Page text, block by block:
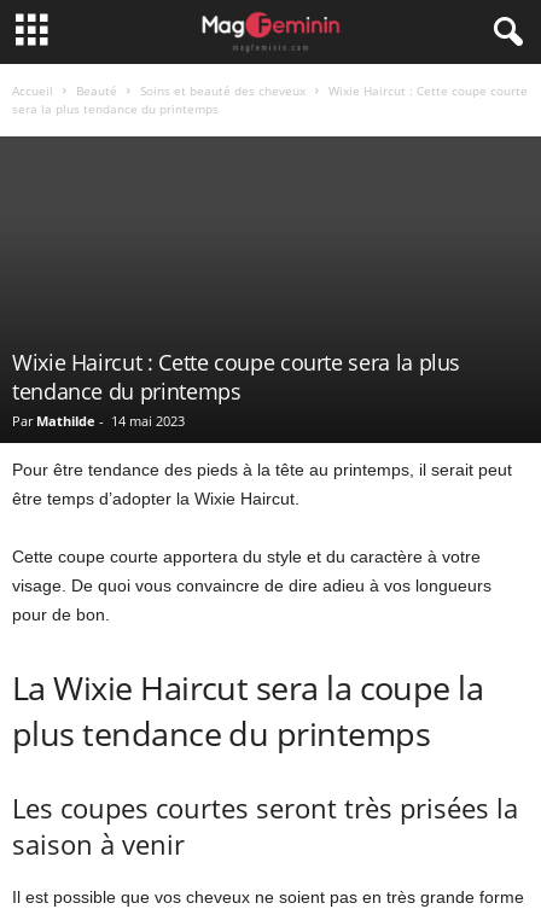
Accueil Beauté Soins et beauté des cheveux
Wixie Haircut : Cette coupe courte
sera la plus tendance du printemps
Wixie Haircut : Cette coupe courte sera la plus
tendance du printemps
Par Mathilde - 14 mai 2023
Pour être tendance des pieds à la tête au printemps, il serait peut
être temps d’adopter la Wixie Haircut.
Cette coupe courte apportera du style et du caractère à votre
visage. De quoi vous convaincre de dire adieu à vos longueurs
pour de bon.
La Wixie Haircut sera la coupe la
plus tendance du printemps
Les coupes courtes seront très prisées la
saison à venir
Il est possible que vos cheveux ne soient pas en très grande forme